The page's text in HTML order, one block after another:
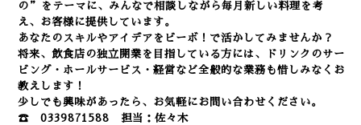
の”をテーマに、みんなで相談しながら毎月新しい料理を考
え、お客様に提供しています。
あなたのスキルやアイデアをビーボ！で活かしてみませんか？
将来、飲食店の独立開業を目指している方には、ドリンクのサー
ビング・ホールサービス・経営など全般的な業務も惜しみなくお
教えします！
少しでも興味があったら、お気軽にお問い合わせください。
☎ 0339871588 担当：佐々木